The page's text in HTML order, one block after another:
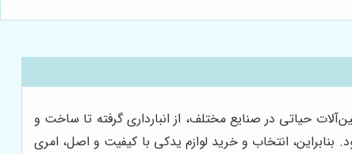
حیاتی در صنایع مختلف، از انبارداری گرفته تا ساخت و
انتخاب و خرید لوازم یدکی با کیفیت و اصل، امری